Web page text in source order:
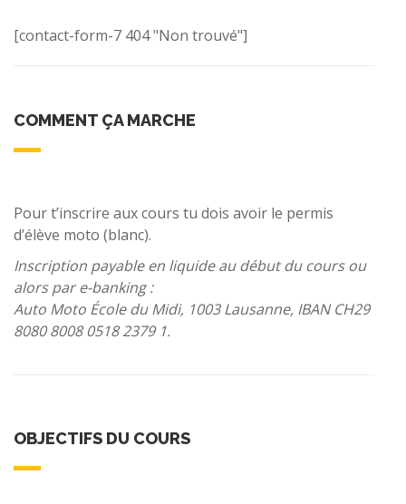
[contact-form-7 404 "Non trouvé"]
COMMENT ÇA MARCHE
Pour t’inscrire aux cours tu dois avoir le permis
d’élève moto (blanc).
Inscription payable en liquide au début du cours ou
alors par e-banking :
Auto Moto École du Midi, 1003 Lausanne, IBAN CH29
8080 8008 0518 2379 1.
OBJECTIFS DU COURS